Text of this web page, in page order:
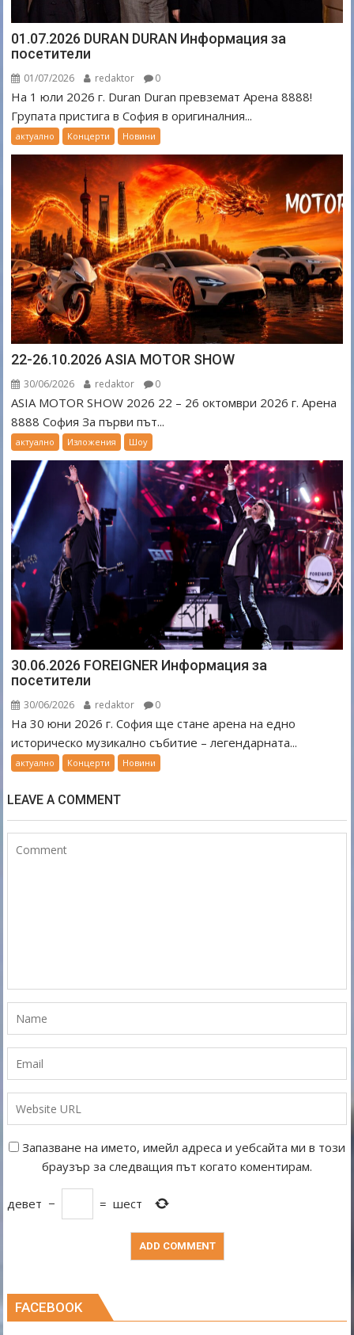
01.07.2026 DURAN DURAN Информация за
посетители
01/07/2026 redaktor 0
На 1 юли 2026 г. Duran Duran превземат Арена 8888!
Групата пристига в София в оригиналния...
актуално Концерти Новини
22-26.10.2026 ASIA MOTOR SHOW
30/06/2026 redaktor 0
ASIA MOTOR SHOW 2026 22 – 26 октомври 2026 г. Арена
8888 София За първи път...
актуално Изложения Шоу
30.06.2026 FOREIGNER Информация за
посетители
30/06/2026 redaktor 0
На 30 юни 2026 г. София ще стане арена на едно
историческо музикално събитие – легендарната...
актуално Концерти Новини
LEAVE A COMMENT
Запазване на името, имейл адреса и уебсайта ми в този
браузър за следващия път когато коментирам.
девет − = шест
FACEBOOK